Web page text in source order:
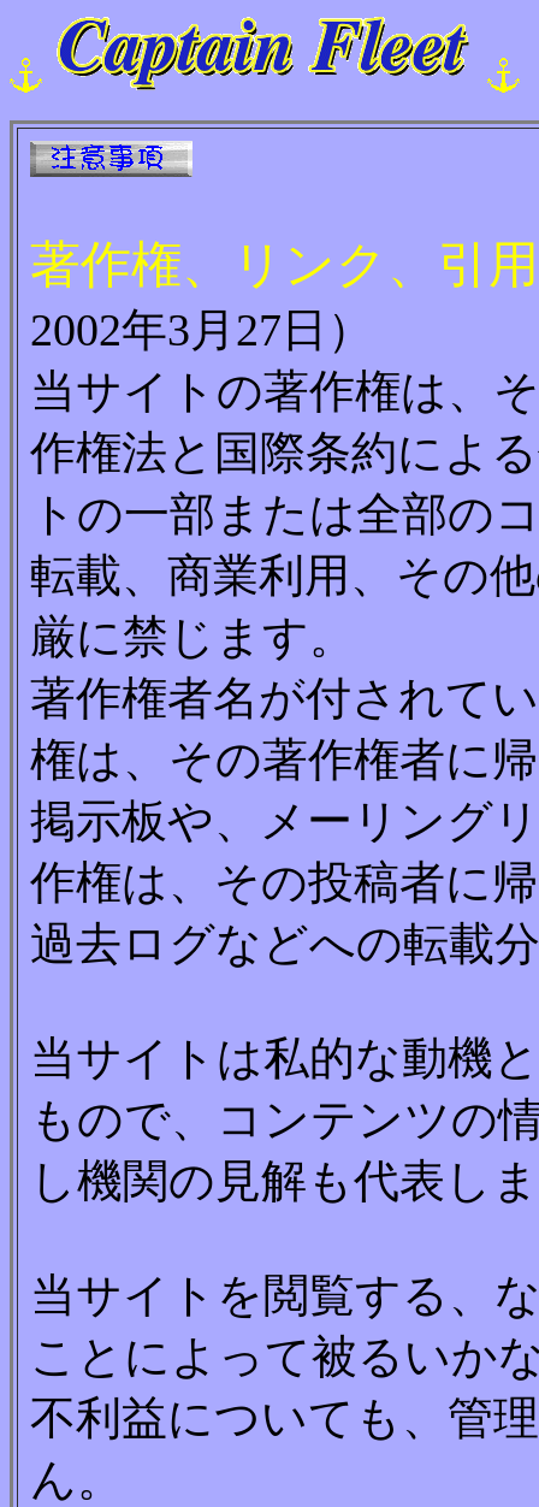
著作権、リンク、引
2002年3月27日）
当サイトの著作権は、
作権法と国際条約によ
トの一部または全部の
転載、商業利用、その
厳に禁じます。
著作権者名が付されて
権は、その著作権者に
掲示板や、メーリング
作権は、その投稿者に
過去ログなどへの転載
当サイトは私的な動機
もので、コンテンツの
し機関の見解も代表し
当サイトを閲覧する、
ことによって被るいか
不利益についても、管
ん。